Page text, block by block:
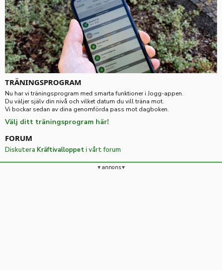
TRÄNINGSPROGRAM
Nu har vi träningsprogram med smarta funktioner i Jogg-appen.
Du väljer själv din nivå och vilket datum du vill träna mot.
Vi bockar sedan av dina genomförda pass mot dagboken.
Välj ditt träningsprogram här!
FORUM
Diskutera Kräftivalloppeti vårt forum
annons